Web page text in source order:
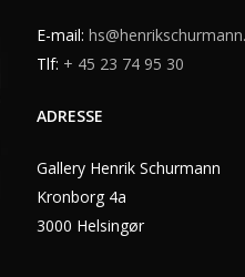
E-mail:
Tlf: + 45 23 74 95 30
ADRESSE
Gallery Henrik Schurmann
Kronborg 4a
3000 Helsingør